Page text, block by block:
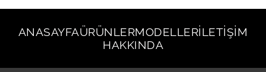
ANASAYFAÜRÜNLERMODELLERİLETIŞIM
HAKKINDA